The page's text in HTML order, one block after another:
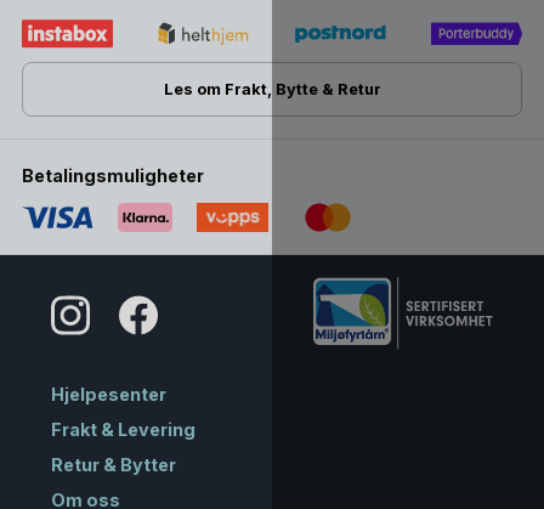
Les om Frakt, Bytte & Retur
Betalingsmuligheter
Hjelpesenter
Frakt & Levering
Retur & Bytter
Om oss